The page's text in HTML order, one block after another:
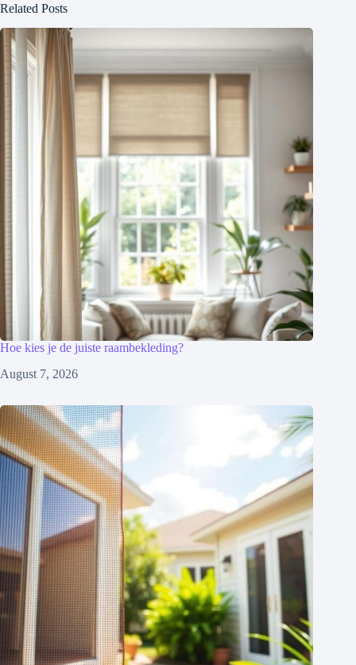
Related Posts
Hoe kies je de juiste raambekleding?
August 7, 2026